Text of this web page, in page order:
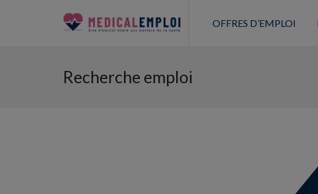
OFFRES D’EMPLOI
Recherche emploi